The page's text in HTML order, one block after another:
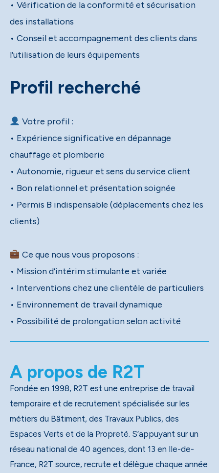
• Vérification de la conformité et sécurisation
des installations
• Conseil et accompagnement des clients dans
l’utilisation de leurs équipements
Profil recherché
Votre profil :
• Expérience significative en dépannage
chauffage et plomberie
• Autonomie, rigueur et sens du service client
• Bon relationnel et présentation soignée
• Permis B indispensable (déplacements chez les
clients)
Ce que nous vous proposons :
• Mission d’intérim stimulante et variée
• Interventions chez une clientèle de particuliers
• Environnement de travail dynamique
• Possibilité de prolongation selon activité
A propos de R2T
Fondée en 1998, R2T est une entreprise de travail
temporaire et de recrutement spécialisée sur les
métiers du Bâtiment, des Travaux Publics, des
Espaces Verts et de la Propreté. S’appuyant sur un
réseau national de 40 agences, dont 13 en Ile-de-
France, R2T source, recrute et délègue chaque année